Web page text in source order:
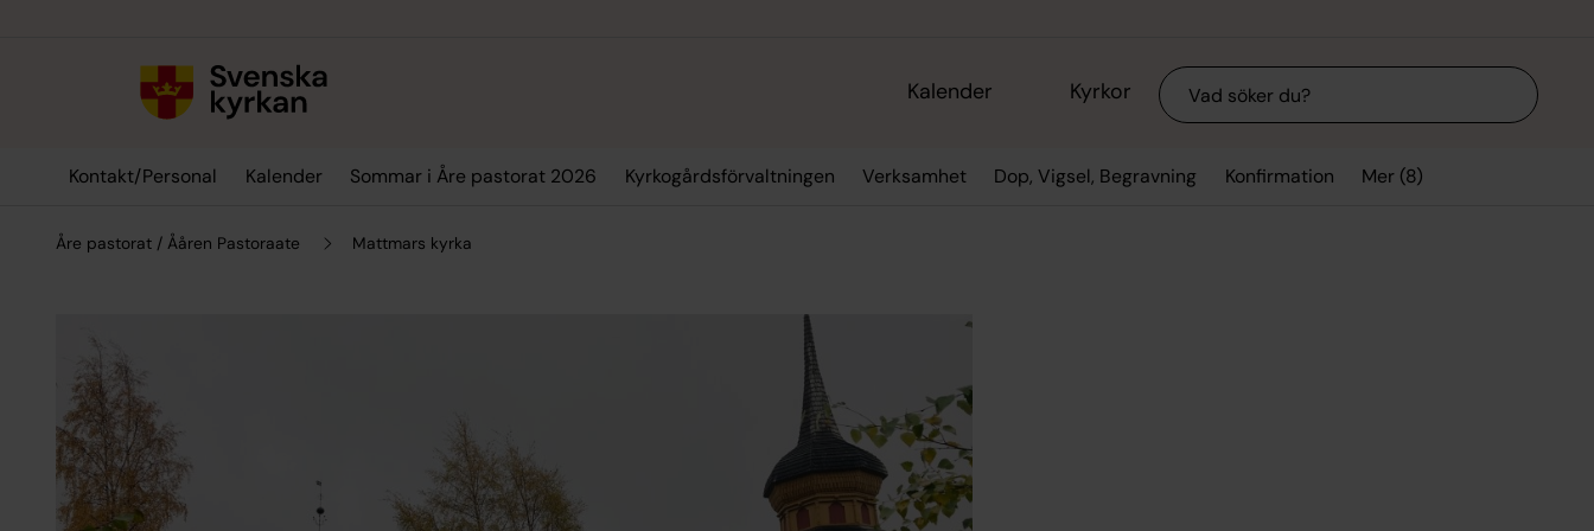
Kalender Kyrkor Sök
Kontakt/Personal Kalender Sommar i Åre pastorat 2026 Kyrkogårdsförvaltningen Verksamhet Dop, Vigsel, Begravning Konfirmation Mer (8)
Åre pastorat / Ååren Pastoraate Mattmars kyrka